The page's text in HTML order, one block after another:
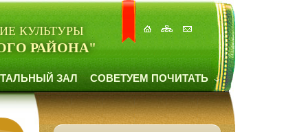
КУЛЬТУРЫ
РАЙОНА"
ЗАЛ СОВЕТУЕМ ПОЧИТАТЬ